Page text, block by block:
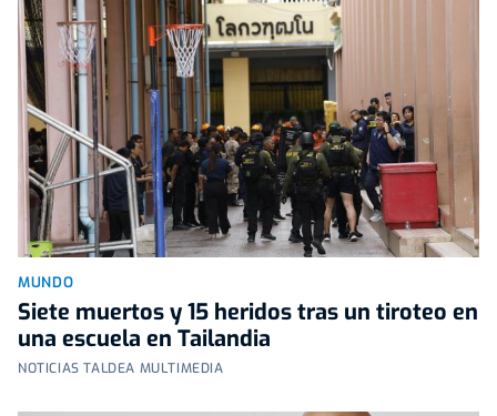
MUNDO
Siete muertos y 15 heridos tras un tiroteo en
una escuela en Tailandia
NOTICIAS TALDEA MULTIMEDIA